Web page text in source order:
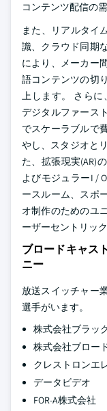
コンテンツ配信の
また、リアルタイ
識、クラウド同期
により、メーカー
語コンテンツの切
上します。 さらに
デジタルファース
でスケーラブルで
やし、スタジオと
た、拡張現実(AR)
よびモジュラーI /
ースルーム、スポ
オ制作のためのユ
ーザーセントリッ
ブロードキャス
ニー
放送スイッチャー
選手がいます。
株式会社ブラッ
株式会社ブロー
クレストロンエ
データビデオ
FOR-A株式会社